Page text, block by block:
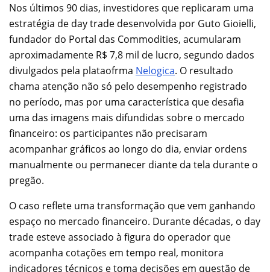
Nos últimos 90 dias, investidores que replicaram uma
estratégia de day trade desenvolvida por Guto Gioielli,
fundador do Portal das Commodities, acumularam
aproximadamente R$ 7,8 mil de lucro, segundo dados
divulgados pela plataofrma Nelogica. O resultado
chama atenção não só pelo desempenho registrado
no período, mas por uma característica que desafia
uma das imagens mais difundidas sobre o mercado
financeiro: os participantes não precisaram
acompanhar gráficos ao longo do dia, enviar ordens
manualmente ou permanecer diante da tela durante o
pregão.
O caso reflete uma transformação que vem ganhando
espaço no mercado financeiro. Durante décadas, o day
trade esteve associado à figura do operador que
acompanha cotações em tempo real, monitora
indicadores técnicos e toma decisões em questão de